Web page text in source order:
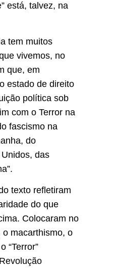
está, talvez, na
tem muitos
vivemos, no
que, em
estado de direito
política sob
com o Terror na
fascismo na
do
das
texto refletiram
do que
Colocaram no
macarthismo, o
“Terror”